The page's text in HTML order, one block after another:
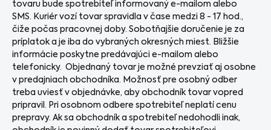
tovaru bude spotrebiteľ informovaný e-mailom alebo
SMS. Kuriér vozí tovar spravidla v čase medzi 8 - 17 hod.,
čiže počas pracovnej doby. Sobotňajšie doručenie je za
príplatok a je iba do vybraných okresných miest. Bližšie
informácie poskytne predávajúci e-mailom alebo
telefonicky. Objednaný tovar je možné prevziať aj osobne
v predajniach obchodníka. Možnosť pre osobný odber
treba uviesť v objednávke, aby obchodník tovar vopred
pripravil. Pri osobnom odbere spotrebiteľ neplatí cenu
prepravy. Ak sa obchodník a spotrebiteľ nedohodli inak,